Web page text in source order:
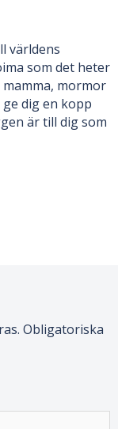
världens
som det heter
mormor
dig en kopp
är till dig som
Obligatoriska